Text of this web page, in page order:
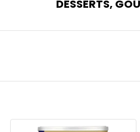
DESSERTS,